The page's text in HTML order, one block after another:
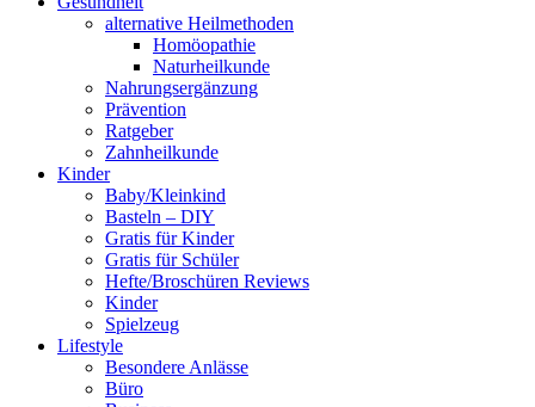
alternative Heilmethoden
Homöopathie
Naturheilkunde
Nahrungsergänzung
Prävention
Ratgeber
Zahnheilkunde
Kinder
Baby/Kleinkind
Basteln – DIY
Gratis für Kinder
Gratis für Schüler
Hefte/Broschüren Reviews
Kinder
Spielzeug
Lifestyle
Besondere Anlässe
Büro